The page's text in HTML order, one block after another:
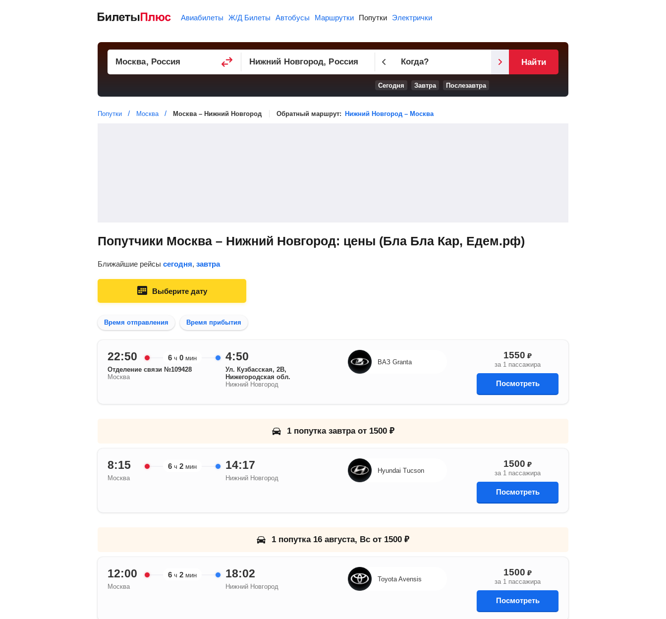
Авиабилеты Ж/Д Билеты Автобусы Маршрутки Попутки Электрички
Когда?
Сегодня Завтра Послезавтра
Найти
Попутки Москва Москва – Нижний Новгород Обратный маршрут: Нижний Новгород – Москва
Попутчики Москва – Нижний Новгород: цены (Бла Бла Кар, Едем.рф)
Ближайшие рейсы сегодня, завтра
Выберите дату
Время отправления Время прибытия
22:50
Отделение связи №109428
Москва
6 ч 0 мин 4:50
Ул. Кузбасская, 2В,
Нижегородская обл.
Нижний Новгород
ВАЗ Granta
1550 ₽
за 1 пассажира
Посмотреть
1 попутка завтра от 1500 ₽
8:15
Москва
6 ч 2 мин 14:17
Нижний Новгород
Hyundai Tucson
1500 ₽
за 1 пассажира
Посмотреть
1 попутка 16 августа, Вс от 1500 ₽
12:00
Москва
6 ч 2 мин 18:02
Нижний Новгород
Toyota Avensis
1500 ₽
за 1 пассажира
Посмотреть